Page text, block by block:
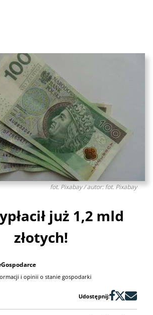
fot. Pixabay / autor: fot. Pixabay
już 1,2 mld
złotych!
i opinii o stanie gospodarki
Udostępnij: